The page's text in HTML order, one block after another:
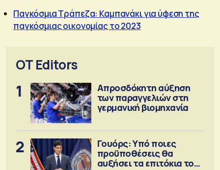
Παγκόσμια Τράπεζα: Καμπανάκι για ύφεση της
παγκόσμιας οικονομίας το 2023
OT Editors
1
Απροσδόκητη αύξηση
των παραγγελιών στη
γερμανική βιομηχανία
2
Γουόρς: Υπό ποιες
προϋποθέσεις θα
αυξήσει τα επιτόκια τον